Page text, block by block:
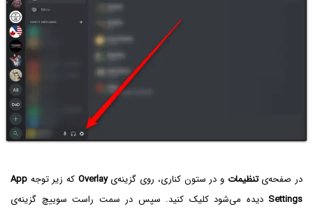
در صفحه‌یتنظیمات و در ستون کناری، روی گزینه‌یOverlay که زیر توجه App
Settings دیده می‌شود کلیک کنید. سپس در سمت راست سوییچ گزینه‌ی